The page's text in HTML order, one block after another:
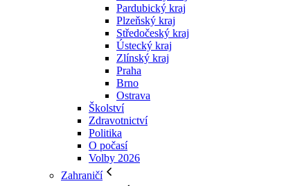
Pardubický kraj
Plzeňský kraj
Středočeský kraj
Ústecký kraj
Zlínský kraj
Praha
Brno
Ostrava
Školství
Zdravotnictví
Politika
O počasí
Volby 2026
Zahraničí